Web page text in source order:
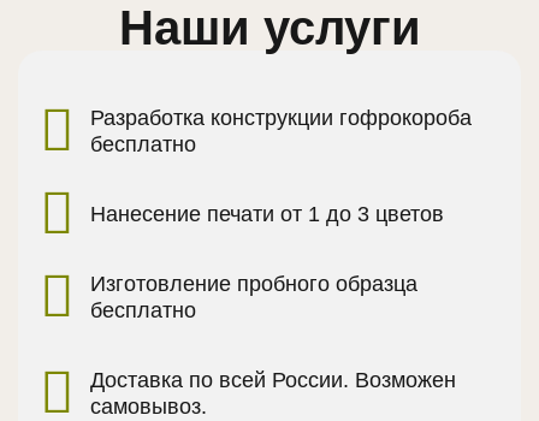
Наши услуги
Разработка конструкции гофрокороба
бесплатно
Нанесение печати от 1 до 3 цветов
Изготовление пробного образца
бесплатно
Доставка по всей России. Возможен
самовывоз.